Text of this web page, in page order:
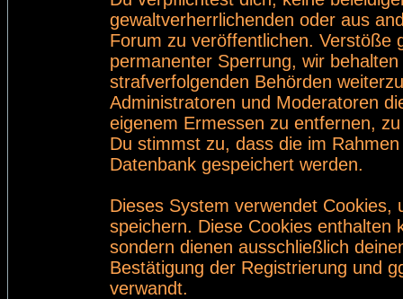
gewaltverherrlichenden oder aus
Forum zu veröffentlichen. Verstöße
permanenter Sperrung, wir
strafverfolgenden Behörden
Administratoren und Moderatoren
eigenem Ermessen zu entfernen,
Du stimmst zu, dass die im
Datenbank gespeichert werden.
Dieses System verwendet
speichern. Diese Cookies enthalten
sondern dienen ausschließlich
Bestätigung der Registrierung und
verwandt.